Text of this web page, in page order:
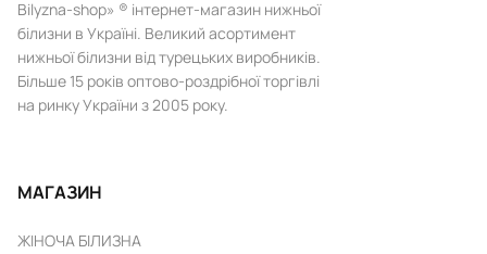
Bilyzna-shop» ® інтернет-магазин нижньої
білизни в Україні. Великий асортимент
нижньої білизни від турецьких виробників.
Більше 15 років оптово-роздрібної торгівлі
на ринку України з 2005 року.
МАГАЗИН
ЖІНОЧА БІЛИЗНА